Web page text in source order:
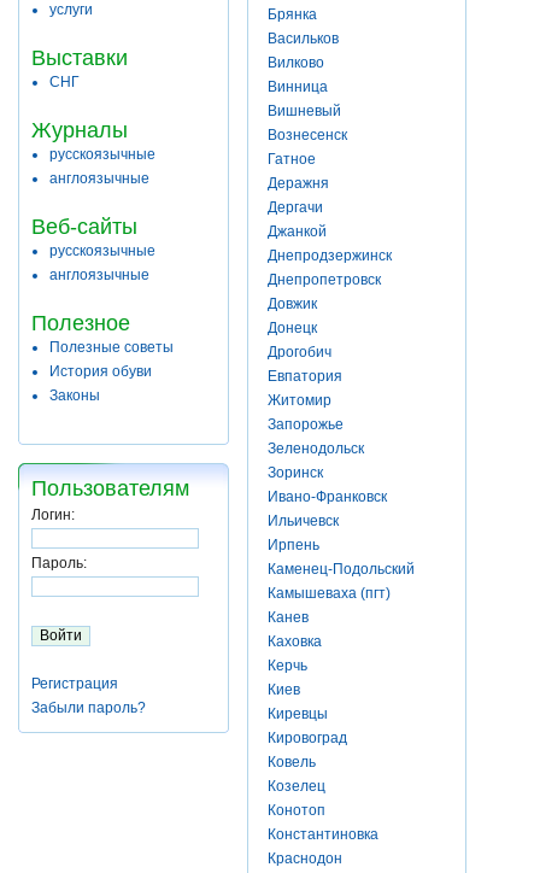
услуги
Выставки
СНГ
Журналы
русскоязычные
англоязычные
Веб-сайты
русскоязычные
англоязычные
Полезное
Полезные советы
История обуви
Законы
Пользователям
Логин:
Пароль:
Регистрация
Забыли пароль?
Брянка
Васильков
Вилково
Винница
Вишневый
Вознесенск
Гатное
Деражня
Дергачи
Джанкой
Днепродзержинск
Днепропетровск
Довжик
Донецк
Дрогобич
Евпатория
Житомир
Запорожье
Зеленодольск
Зоринск
Ивано-Франковск
Ильичевск
Ирпень
Каменец-Подольский
Камышеваха (пгт)
Канев
Каховка
Керчь
Киев
Киревцы
Кировоград
Ковель
Козелец
Конотоп
Константиновка
Краснодон